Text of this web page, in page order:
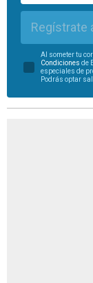
Regístrate
Al someter tu
Condiciones de
especiales de
Podrás optar